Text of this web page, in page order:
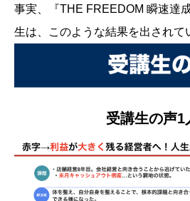
事実、『THE FREEDOM 瞬速達
生は、このような結果を出されて
受講生の声1